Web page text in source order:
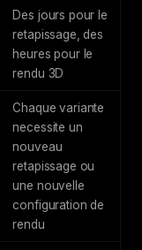
Des jours pour le
retapissage, des
heures pour le
rendu 3D
Chaque variante
necessite un
nouveau
retapissage ou
une nouvelle
configuration de
rendu